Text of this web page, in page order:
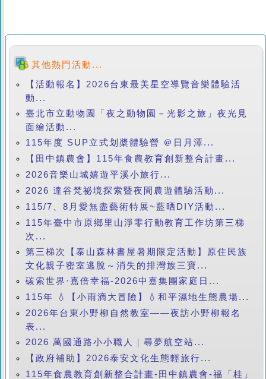
其他熱門活動...
【活動報名】2026台東最美星空導覽音樂體驗活
動...
臺北市立動物園「夜之動物園－光影之旅」夜光見
面繪活動...
115年度 SUP立式划槳體驗營 ＠日月潭...
【田中鎮農會】115年食農教育創新整合計畫...
2026音樂山城嬉遊平溪小旅行...
2026 達谷梵祕境探索暨夜間農遊體驗活動...
115/7、8月愛無盡藝術特展~藍晒DIY活動...
115年臺中市原鄉里山淨零行動教育工作坊第三梯
次...
第三梯次【泰山森林書屋暑期限定活動】原住民族
文化親子密室逃脫～消失的排灣族三寶...
碳索世界·嘉倍幸福-2026中嘉集團家庭日...
115年 💧【小雨滴大冒險】💧和平濕地生態農場...
2026年台東小野柳自然教室——夜訪小野柳報名
表...
2026 萬國通路小小職人｜尋夢航空站...
【政府補助】2026泰安文化生態輕旅行...
115年食農教育創新整合計畫-田中鎮農會-福「桂」